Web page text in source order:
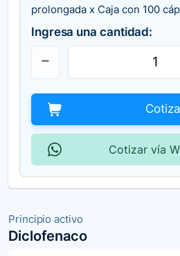
Principio activo
Diclofenaco
prolongada x Caja con 100
Ingresa una cantidad:
Cotizar vía